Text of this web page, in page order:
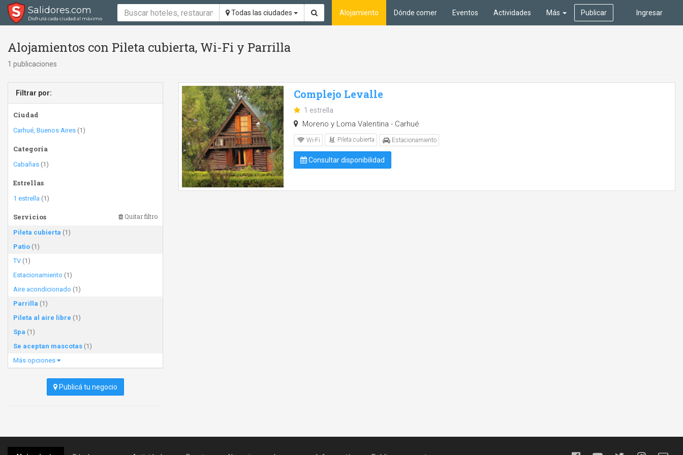
Salidores.com
Disfrutá cada ciudad al máximo
Todas las ciudades Ingresar
Alojamiento Dónde comer Eventos Actividades Más Publicar
Alojamientos con Pileta cubierta, Wi-Fi y Parrilla
1 publicaciones
Filtrar por:
Ciudad
Carhué, Buenos Aires (1)
Categoría
Cabañas (1)
Estrellas
1 estrella (1)
Servicios Quitar filtro
Pileta cubierta (1)
Patio (1)
TV (1)
Estacionamiento (1)
Aire acondicionado (1)
Parrilla (1)
Pileta al aire libre (1)
Spa (1)
Se aceptan mascotas (1)
Más opciones
Publicá tu negocio
Complejo Levalle
1 estrella
Moreno y Loma Valentina - Carhué
Wi-Fi Pileta cubierta Estacionamiento
Consultar disponibilidad